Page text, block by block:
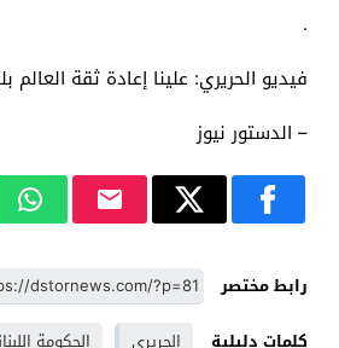
.
فيديو الحريري: علينا إعادة ثقة العالم
– الدستور نيوز
رابط مختصر
كلمات دليلية
الحريري الحكومة